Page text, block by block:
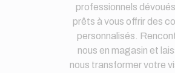
professionnels
prêts à vous offrir des
personnalisés.
nous en magasin et
nous transformer votre